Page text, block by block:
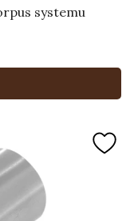
systemu